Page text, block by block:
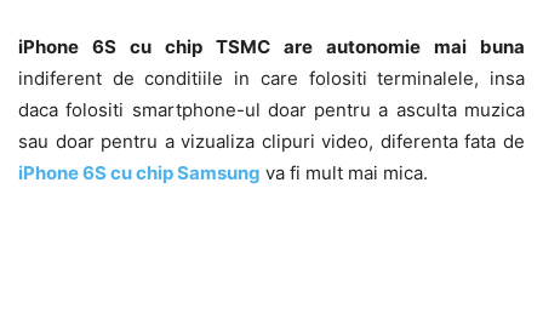
iPhone 6S cu chip TSMC are autonomie mai buna
indiferent de conditiile in care folositi terminalele, insa
daca folositi smartphone-ul doar pentru a asculta muzica
sau doar pentru a vizualiza clipuri video, diferenta fata de
iPhone 6S cu chip Samsung va fi mult mai mica.